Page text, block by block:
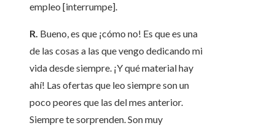
empleo [interrumpe].
R. Bueno, es que ¡cómo no! Es que es una
de las cosas a las que vengo dedicando mi
vida desde siempre. ¡Y qué material hay
ahí! Las ofertas que leo siempre son un
poco peores que las del mes anterior.
Siempre te sorprenden. Son muy